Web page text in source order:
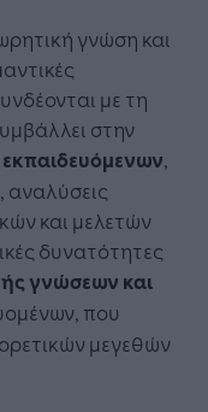
γνώση και
με τη
στην
,
αναλύσεις
και μελετών
δυνατότητες
γνώσεων και
που
μεγεθών